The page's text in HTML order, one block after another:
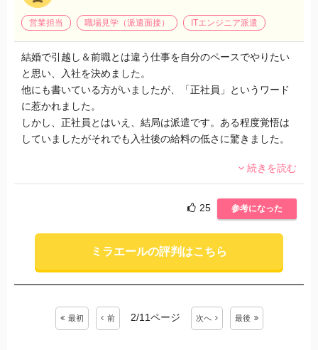
営業担当 職場見学（派遣面接） ITエンジニア派遣
結婚で引越し＆前職とは違う仕事を自分のペースでやりたい
と思い、入社を決めました。
他にも書いている方がいましたが、「正社員」というワード
に惹かれました。
しかし、正社員とはいえ、結局は派遣です。ある程度覚悟は
していましたがそれでも入社後の給料の低さに驚きました。
・派遣先が自分に合っていてよかった
派遣先の社員さんと私の仕事のやり方が似ていて、残業もな
・残業がない
派遣先によると思いますが、私は入社して一度も残業をして
いません。
方には良いんじゃないしょうか。
続きを読む
25 参考になった
ミラエールの評判はこちら
最初 前 2/11ページ 次へ 最後